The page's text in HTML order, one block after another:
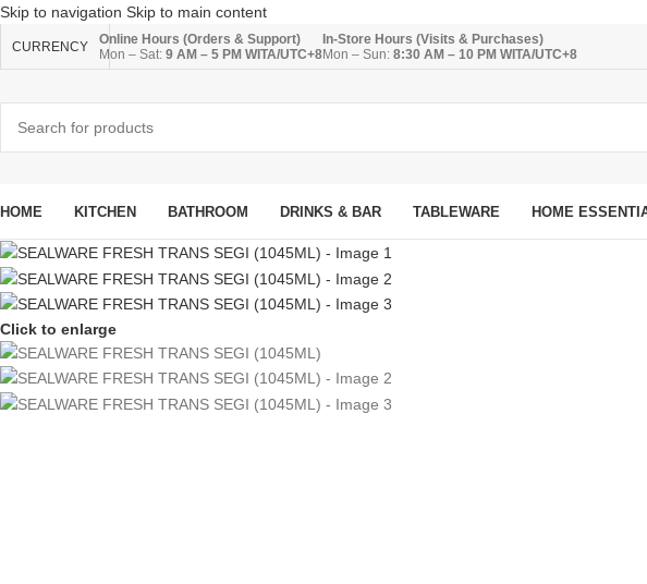
Skip to navigation Skip to main content
CURRENCY
Online Hours (Orders & Support)
Mon – Sat: 9 AM – 5 PM WITA/UTC+8
In-Store Hours (Visits & Purchases)
Mon – Sun: 8:30 AM – 10 PM WITA/UTC+8
HOME KITCHEN BATHROOM DRINKS & BAR TABLEWARE HOME
Click to enlarge